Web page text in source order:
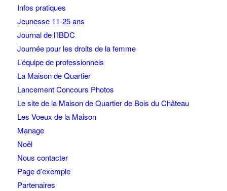
Infos pratiques
Jeunesse 11-25 ans
Journal de l’IBDC
Journée pour les droits de la femme
L’équipe de professionnels
La Maison de Quartier
Lancement Concours Photos
Le site de la Maison de Quartier de Bois du Château
Les Voeux de la Maison
Manage
Noël
Nous contacter
Page d’exemple
Partenaires